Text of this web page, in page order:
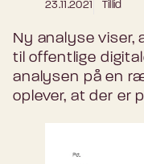
23.11.2021 Tillid
Ny analyse viser,
til offentlige
analysen på en
oplever, at der er